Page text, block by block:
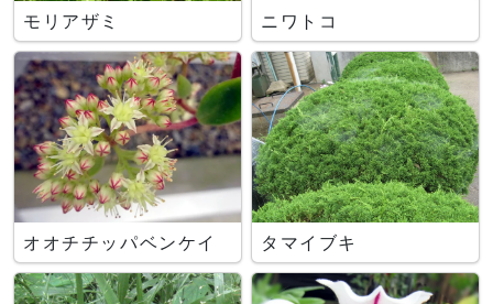
モリアザミ ニワトコ
オオチチッパベンケイ タマイブキ